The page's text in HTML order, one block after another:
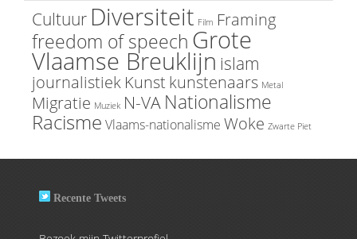
Cultuur Diversiteit Film Framing
freedom of speech Grote
Vlaamse Breuklijn islam
journalistiek Kunstkunstenaars Metal
Migratie Muziek N-VA Nationalisme
Racisme Vlaams-nationalisme Woke Zwarte Piet
Recente Tweets